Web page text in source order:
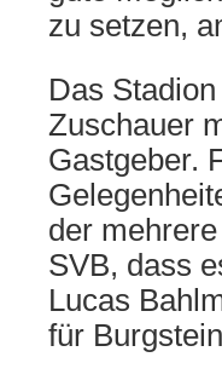
zu setzen,
Das
Zuschauer
Gastgeber.
der
SVB, dass
Lucas
für